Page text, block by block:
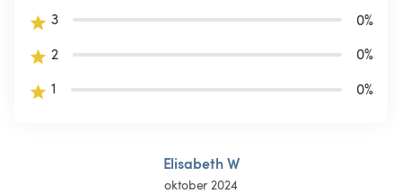
3
0%
2
0%
1
0%
Elisabeth W
oktober 2024